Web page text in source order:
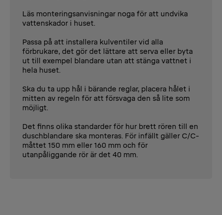
Läs monteringsanvisningar noga för att undvika
vattenskador i huset.
Passa på att installera kulventiler vid alla
förbrukare, det gör det lättare att serva eller byta
ut till exempel blandare utan att stänga vattnet i
hela huset.
Ska du ta upp hål i bärande reglar, placera hålet i
mitten av regeln för att försvaga den så lite som
möjligt.
Det finns olika standarder för hur brett rören till en
duschblandare ska monteras. För infällt gäller C/C-
måttet 150 mm eller 160 mm och för
utanpåliggande rör är det 40 mm.